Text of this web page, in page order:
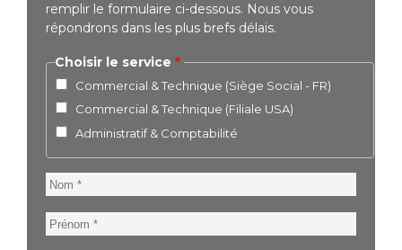
remplir le formulaire ci-dessous. Nous vous
répondrons dans les plus brefs délais.
Choisir le service
Commercial & Technique (Siège Social - FR)
Commercial & Technique (Filiale USA)
Administratif & Comptabilité
Nom
Prénom